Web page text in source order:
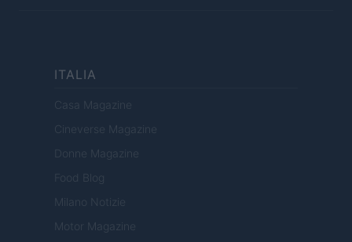
ITALIA
Casa Magazine
Cineverse Magazine
Donne Magazine
Food Blog
Milano Notizie
Motor Magazine